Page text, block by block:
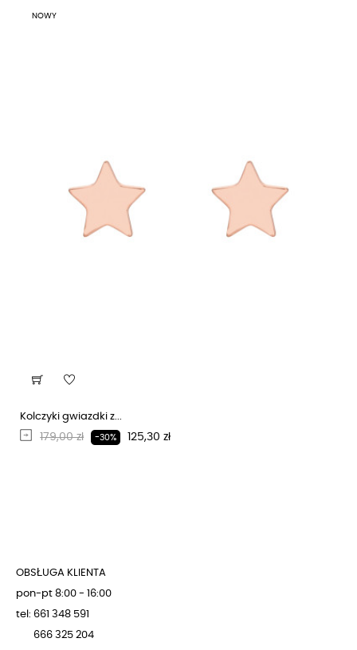
NOWY
Kolczyki gwiazdki z...
Regularna cena
179,00 zł -30% Cena
125,30 zł
OBSŁUGA KLIENTA
pon-pt 8:00 - 16:00
tel: 661 348 591
666 325 204